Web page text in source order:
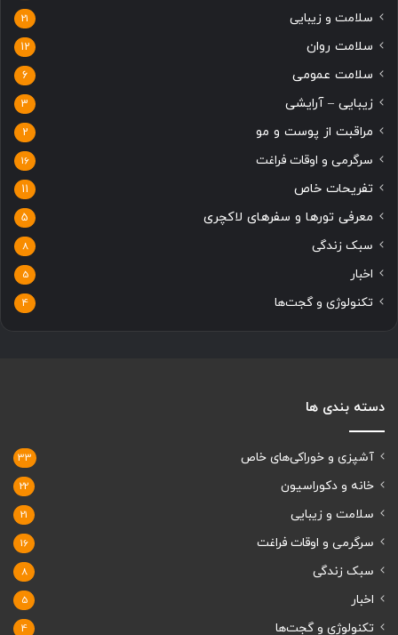
سلامت و زیبایی 21
سلامت روان 12
سلامت عمومی 6
زیبایی – آرایشی 3
مراقبت از پوست و مو 2
سرگرمی و اوقات فراغت 16
تفریحات خاص 11
معرفی تورها و سفرهای لاکچری 5
سبک زندگی 8
اخبار 5
تکنولوژی و گجت‌ها 4
دسته بندی ها
آشپزی و خوراکی‌های خاص 33
خانه و دکوراسیون 22
سلامت و زیبایی 21
سرگرمی و اوقات فراغت 16
سبک زندگی 8
اخبار 5
تکنولوژی و گجت‌ها 4